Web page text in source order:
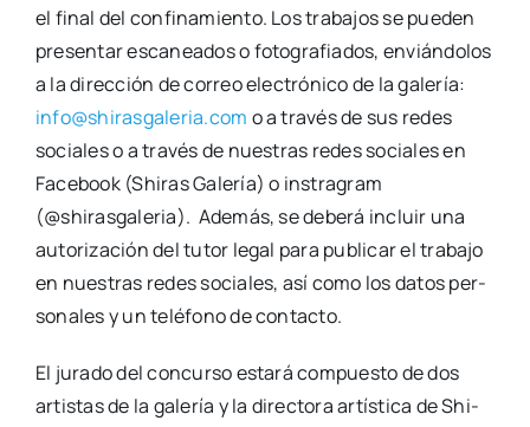
el final del con­fi­na­mien­to. Los tra­ba­jos se pue­den
pre­sen­tar esca­nea­dos o foto­gra­fia­dos, envián­do­los
a la direc­ción de correo elec­tró­ni­co de la gale­ría:
info@shirasgaleria.com o a tra­vés de sus redes
socia­les o a tra­vés de nues­tras redes socia­les en
Face­book (Shi­ras Gale­ría) o ins­tra­gram
(@shirasgaleria). Ade­más, se debe­rá incluir una
auto­ri­za­ción del tutor legal para publi­car el tra­ba­jo
en nues­tras redes socia­les, así como los datos per­
so­na­les y un telé­fono de con­tac­to.
El jura­do del con­cur­so esta­rá com­pues­to de dos
artis­tas de la gale­ría y la direc­to­ra artís­ti­ca de Shi­